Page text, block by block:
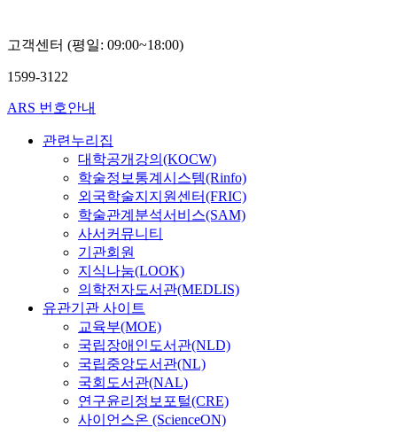
영
고객센터 (평일: 09:00~18:00)
1599-3122
ARS 번호안내
관련누리집
대학공개강의(KOCW)
학술정보통계시스템(Rinfo)
외국학술지지원센터(FRIC)
학술관계분석서비스(SAM)
사서커뮤니티
기관회원
지식나눔(LOOK)
의학전자도서관(MEDLIS)
유관기관 사이트
교육부(MOE)
국립장애인도서관(NLD)
국립중앙도서관(NL)
국회도서관(NAL)
연구윤리정보포털(CRE)
사이언스온 (ScienceON)